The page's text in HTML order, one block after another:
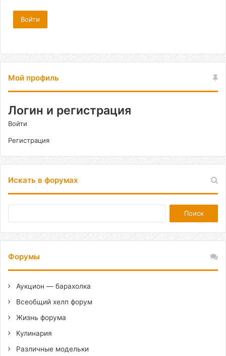
Войти
Мой профиль
Логин и регистрация
Войти
Регистрация
Искать в форумах
Форумы
Аукцион — барахолка
Всеобщий хелп форум
Жизнь форума
Кулинария
Различные модельки